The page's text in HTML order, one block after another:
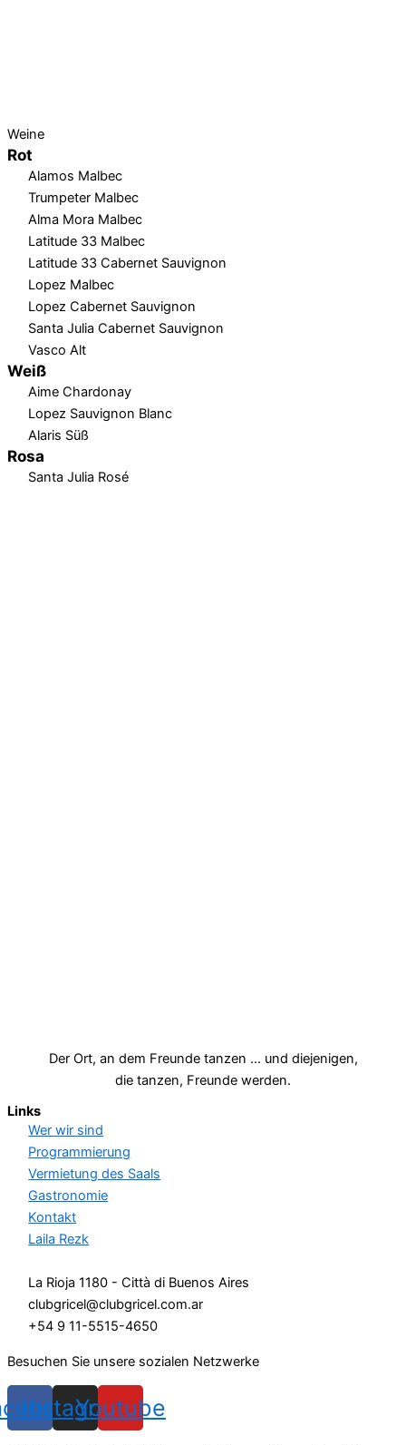
Weine
Rot
Alamos Malbec
Trumpeter Malbec
Alma Mora Malbec
Latitude 33 Malbec
Latitude 33 Cabernet Sauvignon
Lopez Malbec
Lopez Cabernet Sauvignon
Santa Julia Cabernet Sauvignon
Vasco Alt
Weiß
Aime Chardonay
Lopez Sauvignon Blanc
Alaris Süß
Rosa
Santa Julia Rosé
Der Ort, an dem Freunde tanzen … und diejenigen,
die tanzen, Freunde werden.
Links
Wer wir sind
Programmierung
Vermietung des Saals
Gastronomie
Kontakt
Laila Rezk
La Rioja 1180 - Città di Buenos Aires
clubgricel@clubgricel.com.ar
+54 9 11-5515-4650
Besuchen Sie unsere sozialen Netzwerke
Instagram
Youtube